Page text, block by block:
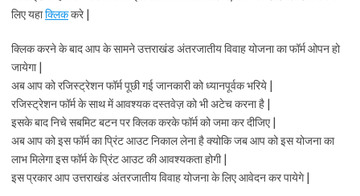
लिए यहाक्लिककरे |
क्लिक करने के बाद आप के सामने उत्तराखंड अंतरजातीय विवाह योजना का फॉर्म ओपन हो
जायेगा |
अब आप को रजिस्ट्रेशन फॉर्म पूछी गई जानकारी को ध्यानपूर्वक भरिये |
रजिस्ट्रेशन फॉर्म के साथ में आवश्यक दस्तवेज़ को भी अटेच करना है |
इसके बाद निचे सबमिट बटन पर क्लिक करके फॉर्म को जमा कर दीजिए |
अब आप को इस फॉर्म का प्रिंट आउट निकाल लेना है क्योकि जब आप को इस योजना का
लाभ मिलेगा इस फॉर्म के प्रिंट आउट की आवश्यकता होगी |
इस प्रकार आप उत्तराखंड अंतरजातीय विवाह योजना के लिए आवेदन कर पायेगे |